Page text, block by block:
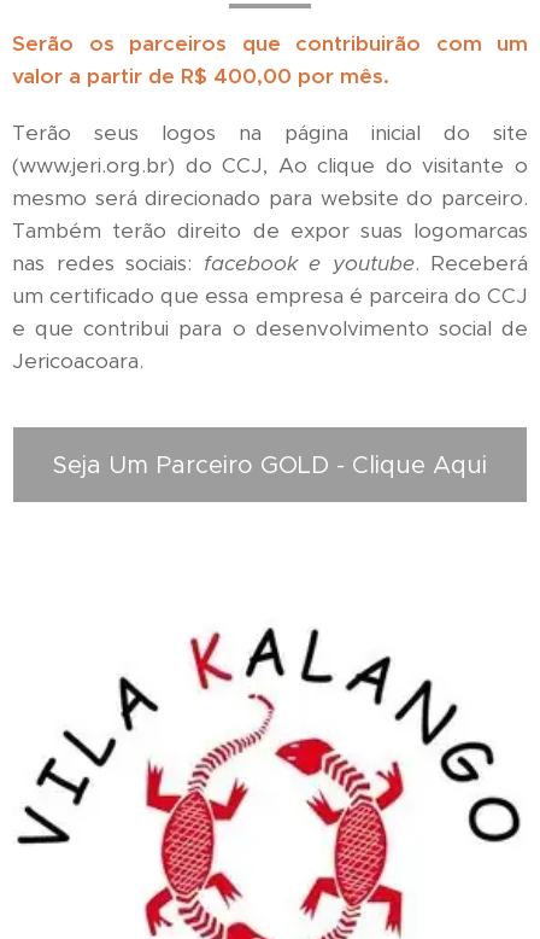
Serão os parceiros que contribuirão com um
valor a partir de R$ 400,00 por mês.
Terão seus logos na página inicial do site
(www.jeri.org.br) do CCJ, Ao clique do visitante o
mesmo será direcionado para website do parceiro.
Também terão direito de expor suas logomarcas
nas redes sociais: facebook e youtube. Receberá
um certificado que essa empresa é parceira do CCJ
e que contribui para o desenvolvimento social de
Jericoacoara.
Seja Um Parceiro GOLD - Clique Aqui